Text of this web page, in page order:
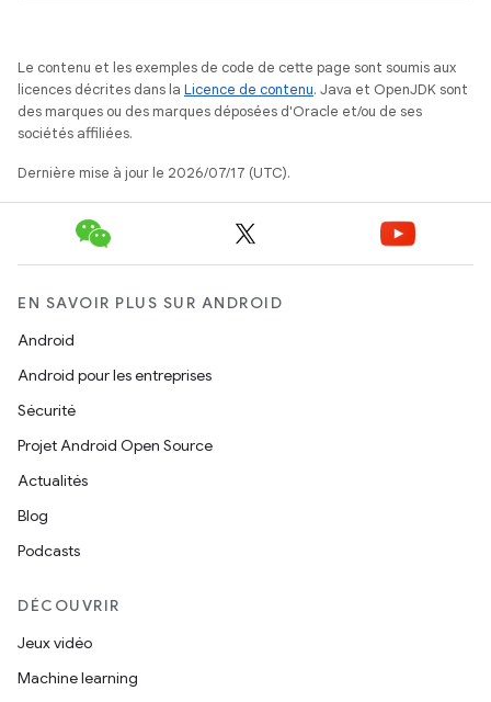
Le contenu et les exemples de code de cette page sont soumis aux
licences décrites dans la Licence de contenu. Java et OpenJDK sont
des marques ou des marques déposées d'Oracle et/ou de ses
sociétés affiliées.
Dernière mise à jour le 2026/07/17 (UTC).
EN SAVOIR PLUS SUR ANDROID
Android
Android pour les entreprises
Sécurité
Projet Android Open Source
Actualités
Blog
Podcasts
DÉCOUVRIR
Jeux vidéo
Machine learning